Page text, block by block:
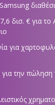
δισ. € για το
για
την πώληση